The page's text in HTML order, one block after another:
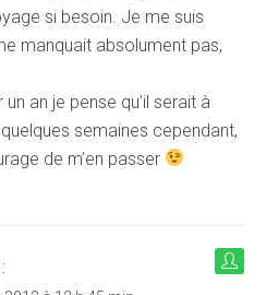
si besoin. Je me suis
manquait absolument pas,
an je pense qu’il serait à
semaines cependant,
de m’en passer